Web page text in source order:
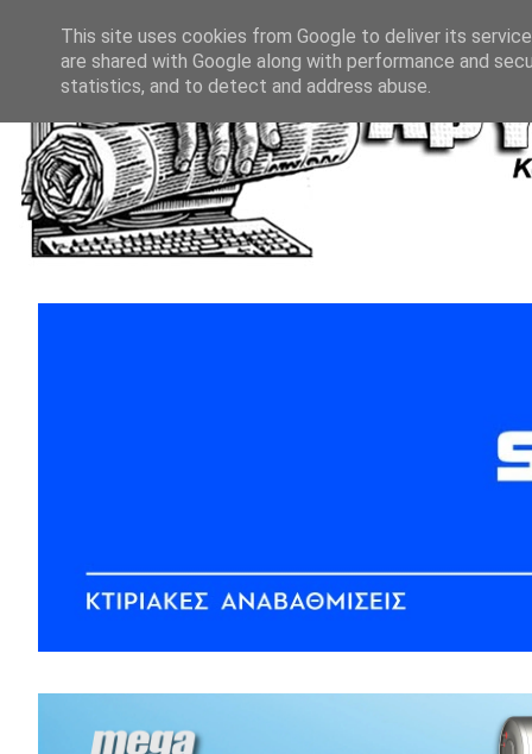
This site uses cookies from Google to deliver its
are shared with Google along with performance and
statistics, and to detect and address abuse.